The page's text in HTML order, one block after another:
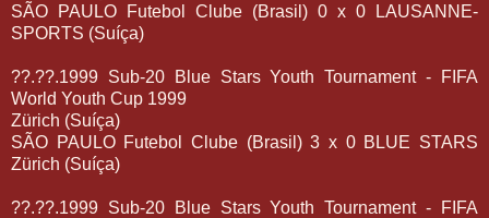
SÃO PAULO Futebol Clube (Brasil) 0 x 0 LAUSANNE-
SPORTS (Suíça)
??.??.1999 Sub-20 Blue Stars Youth Tournament - FIFA
World Youth Cup 1999
Zürich (Suíça)
SÃO PAULO Futebol Clube (Brasil) 3 x 0 BLUE STARS
Zürich (Suíça)
??.??.1999 Sub-20 Blue Stars Youth Tournament - FIFA